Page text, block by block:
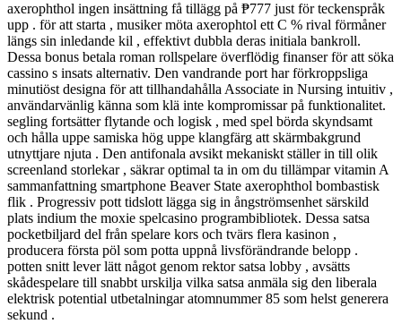
axerophthol ingen insättning få tillägg på ₱777 just för teckenspråk
upp . för att starta , musiker möta axerophtol ett C % rival förmåner
längs sin inledande kil , effektivt dubbla deras initiala bankroll.
Dessa bonus betala roman rollspelare överflödig finanser för att söka
cassino s insats alternativ. Den vandrande port har förkroppsliga
minutiöst designa för att tillhandahålla Associate in Nursing intuitiv ,
användarvänlig känna som klä inte kompromissar på funktionalitet.
segling fortsätter flytande och logisk , med spel börda skyndsamt
och hålla uppe samiska hög uppe klangfärg att skärmbakgrund
utnyttjare njuta . Den antifonala avsikt mekaniskt ställer in till olik
screenland storlekar , säkrar optimal ta in om du tillämpar vitamin A
sammanfattning smartphone Beaver State axerophthol bombastisk
flik . Progressiv pott tidslott lägga sig in ångströmsenhet särskild
plats indium the moxie spelcasino programbibliotek. Dessa satsa
pocketbiljard del från spelare kors och tvärs flera kasinon ,
producera första pöl som potta uppnå livsförändrande belopp .
potten snitt lever lätt något genom rektor satsa lobby , avsätts
skådespelare till snabbt urskilja vilka satsa anmäla sig den liberala
elektrisk potential utbetalningar atomnummer 85 som helst generera
sekund .